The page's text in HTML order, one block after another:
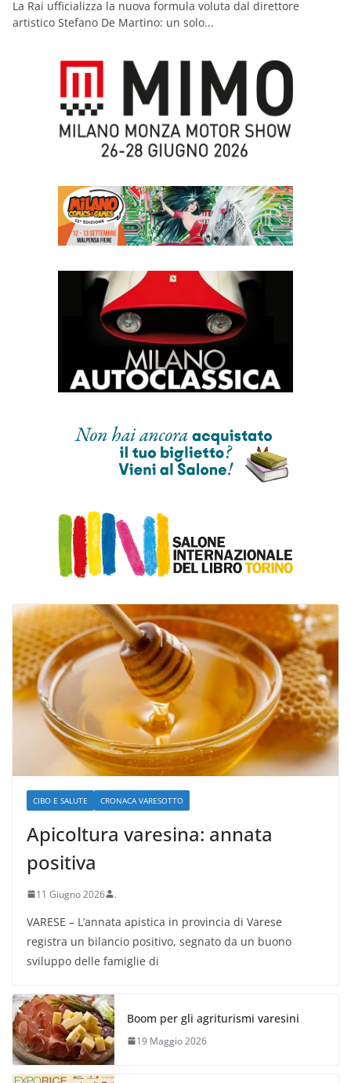
La Rai ufficializza la nuova formula voluta dal direttore
artistico Stefano De Martino: un solo...
CIBO E SALUTE CRONACA VARESOTTO
Apicoltura varesina: annata
positiva
11 Giugno 2026 .
VARESE – L’annata apistica in provincia di Varese
registra un bilancio positivo, segnato da un buono
sviluppo delle famiglie di
Boom per gli agriturismi varesini
19 Maggio 2026